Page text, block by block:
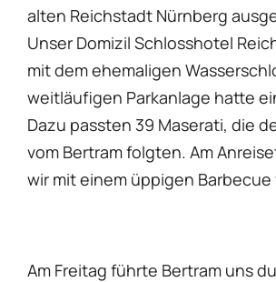
alten Reichstadt Nürnberg
Unser Domizil Schlosshotel
mit dem ehemaligen
weitläufigen Parkanlage hatte
Dazu passten 39 Maserati, die
vom Bertram folgten. Am
wir mit einem üppigen
Am Freitag führte Bertram uns